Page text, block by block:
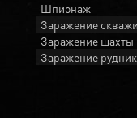
Шпионаж
Заражение
Заражение шахты
Заражение